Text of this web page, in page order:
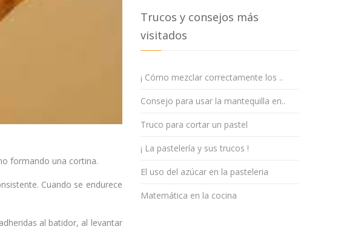
formando una cortina.
Cuando se endurece
al batidor, al levantar
Trucos y consejos más
visitados
¡ Cómo mezclar correctamente los ..
Consejo para usar la mantequilla en..
Truco para cortar un pastel
¡ La pastelería y sus trucos !
El uso del azúcar en la pasteleria
Matemática en la cocina